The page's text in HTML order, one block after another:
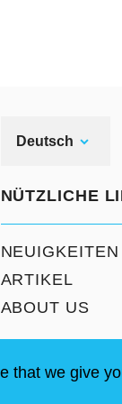
Deutsch
NÜTZLICHE
NEUIGKEITEN
ARTIKEL
ABOUT US
that we give